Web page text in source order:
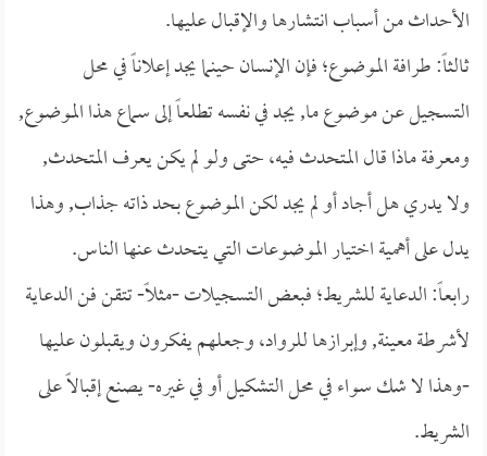
الأحداث من أسباب انتشارها والإقبال عليها.
ثالثاً: طرافة الموضوع؛ فإن الإنسان حينما يجد إعلاناً في محل
التسجيل عن موضوع ما, يجد في نفسه تطلعاً إلى سماع هذا الموضوع,
ومعرفة ماذا قال المتحدث فيه، حتى ولو لم يكن يعرف المتحدث,
ولا يدري هل أجاد أو لم يجد لكن الموضوع بحد ذاته جذاب, وهذا
يدل على أهمية اختيار الموضوعات التي يتحدث عنها الناس.
رابعاً: الدعاية للشريط؛ فبعض التسجيلات -مثلاً- تتقن فن الدعاية
لأشرطة معينة, وإبرازها للرواد، وجعلهم يفكرون ويقبلون عليها
-وهذا لا شك سواء في محل التشكيل أو في غيره- يصنع إقبالاً على
الشريط.